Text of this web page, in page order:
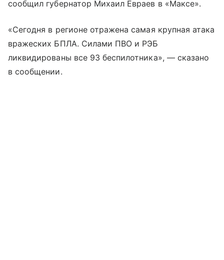
сообщил губернатор Михаил Евраев в «Максе».
«Сегодня в регионе отражена самая крупная атака
вражеских БПЛА. Силами ПВО и РЭБ
ликвидированы все 93 беспилотника», — сказано
в сообщении.